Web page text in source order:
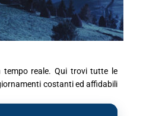
tempo reale. Qui trovi tutte le
costanti ed affidabili